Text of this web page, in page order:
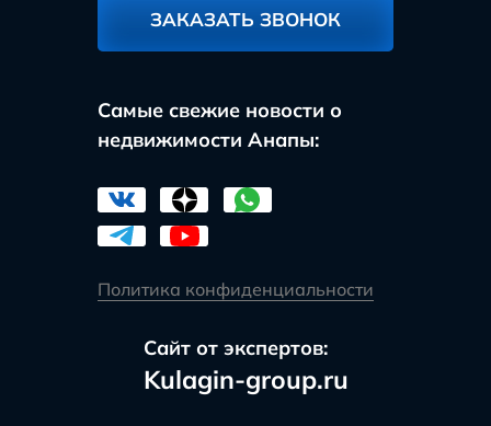
ЗАКАЗАТЬ ЗВОНОК
Самые свежие новости о
недвижимости Анапы:
Политика конфиденциальности
Сайт от экспертов:
Kulagin-group.ru